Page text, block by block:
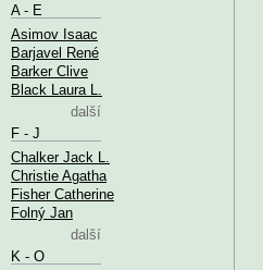
A - E
Asimov Isaac
Barjavel René
Barker Clive
Black Laura L.
další
F - J
Chalker Jack L.
Christie Agatha
Fisher Catherine
Folný Jan
další
K - O